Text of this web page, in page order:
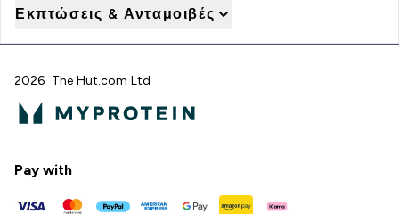
Εκπτώσεις & Ανταμοιβές
2026 The Hut.com Ltd
Pay with